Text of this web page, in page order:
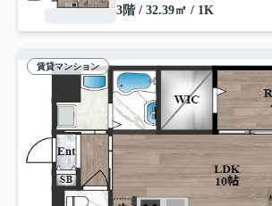
3階 / 32.39㎡ / 1K
賃貸マンション